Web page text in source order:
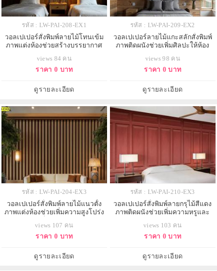
รหัส : LW-PAI-208-EX1
วอลเปเปอร์สั่งพิมพ์ลายไม้โทนเข้ม
ภาพแต่งห้องช่วยสร้างบรรยากาศ
views 84 คน
ราคา 0 บาท
ดูรายละเอียด
รหัส : LW-PAI-209-EX2
วอลเปเปอร์ลายไม้แกะสลักสั่งพิมพ์
ภาพติดผนังช่วยเพิ่มศิลปะให้ห้อง
views 98 คน
ราคา 0 บาท
ดูรายละเอียด
รหัส : LW-PAI-204-EX3
วอลเปเปอร์สั่งพิมพ์ลายไม้แนวตั้ง
ภาพแต่งห้องช่วยเพิ่มความสูงโปร่ง
views 107 คน
ราคา 0 บาท
ดูรายละเอียด
รหัส : LW-PAI-210-EX3
วอลเปเปอร์สั่งพิมพ์ลายกรุไม้สีแดง
ภาพติดผนังช่วยเพิ่มความหรูและ
views 103 คน
ราคา 0 บาท
ดูรายละเอียด